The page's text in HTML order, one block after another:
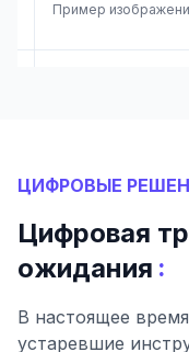
Пример
ЦИФРОВЫЕ
Цифровая
ожидания :
В настоящее
устаревшие